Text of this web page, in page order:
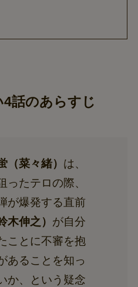
話のあらすじ
（菜々緒） は、
ったテロの際、
が爆発する直前
木伸之） が自分
ことに不審を抱
あることを知っ
か、という疑念